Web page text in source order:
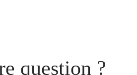
question ?